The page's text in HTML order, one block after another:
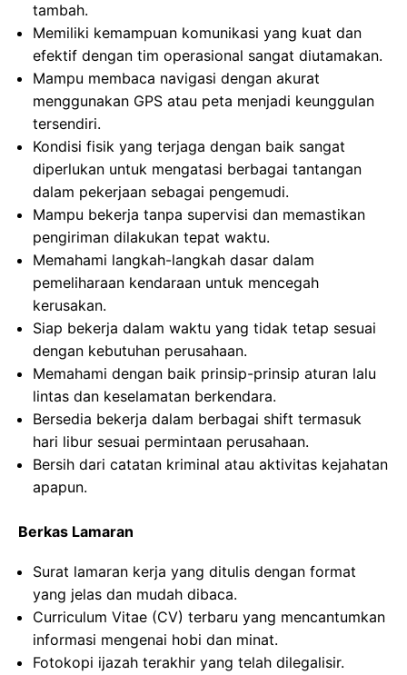
tambah.
Memiliki kemampuan komunikasi yang kuat dan
efektif dengan tim operasional sangat diutamakan.
Mampu membaca navigasi dengan akurat
menggunakan GPS atau peta menjadi keunggulan
tersendiri.
Kondisi fisik yang terjaga dengan baik sangat
diperlukan untuk mengatasi berbagai tantangan
dalam pekerjaan sebagai pengemudi.
Mampu bekerja tanpa supervisi dan memastikan
pengiriman dilakukan tepat waktu.
Memahami langkah-langkah dasar dalam
pemeliharaan kendaraan untuk mencegah
kerusakan.
Siap bekerja dalam waktu yang tidak tetap sesuai
dengan kebutuhan perusahaan.
Memahami dengan baik prinsip-prinsip aturan lalu
lintas dan keselamatan berkendara.
Bersedia bekerja dalam berbagai shift termasuk
hari libur sesuai permintaan perusahaan.
Bersih dari catatan kriminal atau aktivitas kejahatan
apapun.
Berkas Lamaran
Surat lamaran kerja yang ditulis dengan format
yang jelas dan mudah dibaca.
Curriculum Vitae (CV) terbaru yang mencantumkan
informasi mengenai hobi dan minat.
Fotokopi ijazah terakhir yang telah dilegalisir.